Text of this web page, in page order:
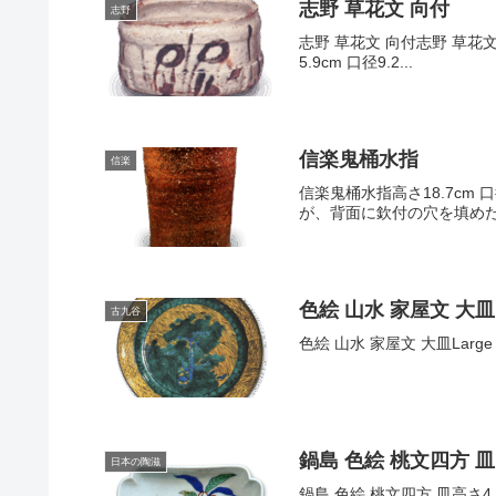
志野 志野 草花文 向付
志野 草花文 向付志野 草花
5.9cm 口径9.2...
信楽 信楽鬼桶水指
信楽鬼桶水指高さ18.7cm
が、背面に欽付の穴を填め
古九谷 色絵 山水 家屋文 大皿
色絵 山水 家屋文 大皿
日本の陶滋 鍋島 色絵 桃文四方 皿